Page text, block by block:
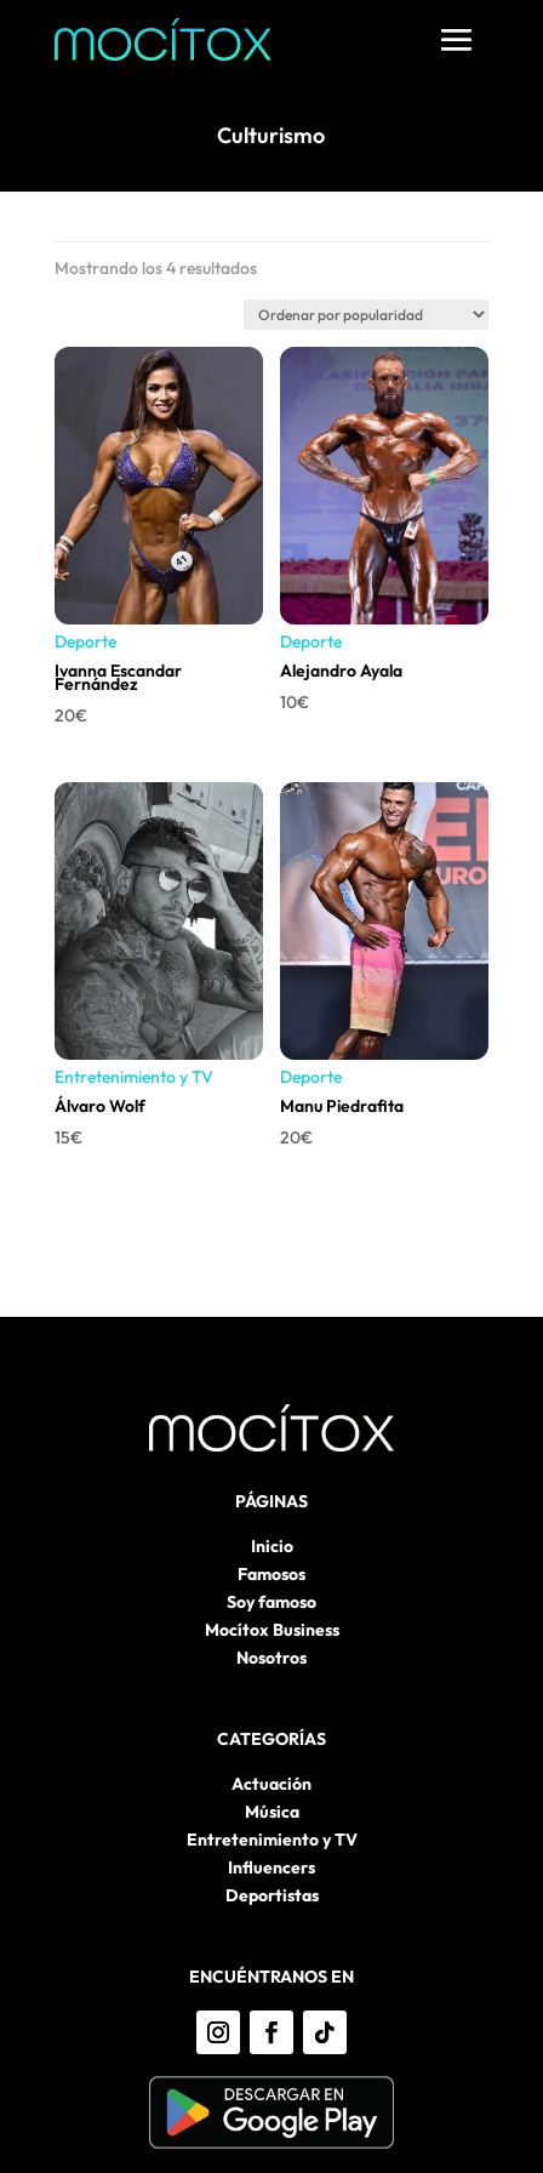
Culturismo
Mostrando los 4 resultadosOrdenado
popularidad
Deporte
Ivanna Escandar
Fernández
20€
Deporte
Alejandro Ayala
10€
Entretenimiento y TV
Álvaro Wolf
15€
Deporte
Manu Piedrafita
20€
PÁGINAS
Inicio
Famosos
Soy famoso
Mocítox Business
Nosotros
CATEGORÍAS
Actuación
Música
Entretenimiento y TV
Influencers
Deportistas
ENCUÉNTRANOS EN